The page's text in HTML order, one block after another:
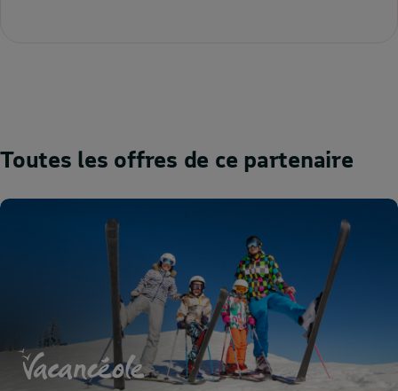
Toutes les offres de ce partenaire